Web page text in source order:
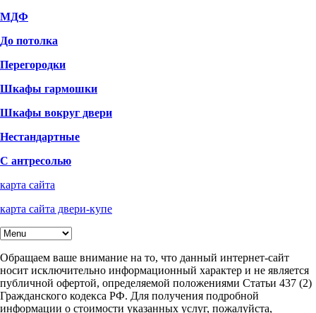
МДФ
До потолка
Перегородки
Шкафы гармошки
Шкафы вокруг двери
Нестандартные
С антресолью
карта сайта
карта сайта двери-купе
Обращаем ваше внимание на то, что данный интернет-сайт
носит исключительно информационный характер и не является
публичной офертой, определяемой положениями Статьи 437 (2)
Гражданского кодекса РФ. Для получения подробной
информации о стоимости указанных услуг, пожалуйста,